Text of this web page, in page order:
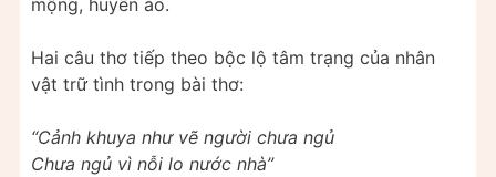
mộng, huyền ảo.
Hai câu thơ tiếp theo bộc lộ tâm trạng của nhân
vật trữ tình trong bài thơ:
“Cảnh khuya như vẽ người chưa ngủ
Chưa ngủ vì nỗi lo nước nhà”